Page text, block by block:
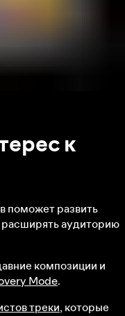
к
поможет развить
аудиторию
композиции и
Mode.
треки, которые